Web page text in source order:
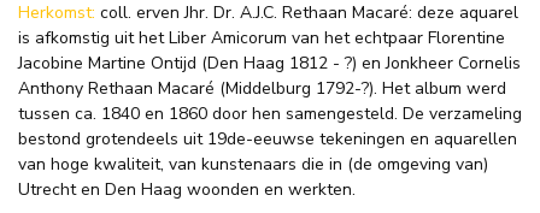
Herkomst: coll. erven Jhr. Dr. A.J.C. Rethaan Macaré: deze aquarel
is afkomstig uit het Liber Amicorum van het echtpaar Florentine
Jacobine Martine Ontijd (Den Haag 1812 - ?) en Jonkheer Cornelis
Anthony Rethaan Macaré (Middelburg 1792-?). Het album werd
tussen ca. 1840 en 1860 door hen samengesteld. De verzameling
bestond grotendeels uit 19de-eeuwse tekeningen en aquarellen
van hoge kwaliteit, van kunstenaars die in (de omgeving van)
Utrecht en Den Haag woonden en werkten.